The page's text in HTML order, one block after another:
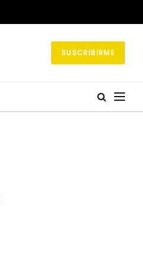
SUSCRIBIRME